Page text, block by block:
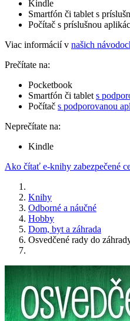
Kindle
Smartfón či tablet s
Počítač s príslušnou
Viac informácií v našich
Prečítate na:
Pocketbook
Smartfón či tablet s
Počítač s podporovanou
Neprečítate na:
Kindle
Ako čítať e-knihy zabezpečené
Knihy
Odborné a náučné
Hobby
Dom, byt a záhrada
Osvedčené rady do